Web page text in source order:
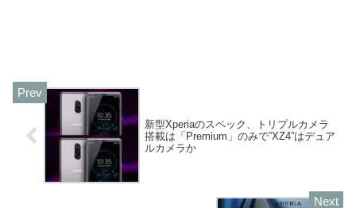
新型Xperiaのスペック、トリプルカメラ
搭載は「Premium」のみで”XZ4”はデュア
ルカメラか